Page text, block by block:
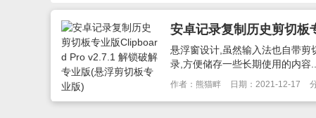
悬浮窗设计,虽然输入法也自带
录,方便储存一些长期使用的内容...
作者：熊猫畔 日期：2021-12-17